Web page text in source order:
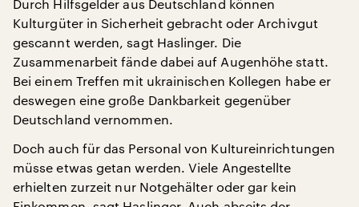
Durch Hilfsgelder aus Deutschland können
Kulturgüter in Sicherheit gebracht oder Archivgut
gescannt werden, sagt Haslinger. Die
Zusammenarbeit fände dabei auf Augenhöhe statt.
Bei einem Treffen mit ukrainischen Kollegen habe er
deswegen eine große Dankbarkeit gegenüber
Deutschland vernommen.
Doch auch für das Personal von Kultureinrichtungen
müsse etwas getan werden. Viele Angestellte
erhielten zurzeit nur Notgehälter oder gar kein